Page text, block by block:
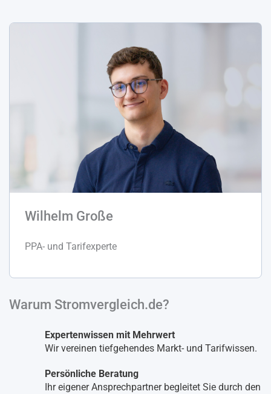
Wilhelm Große
PPA- und Tarifexperte
Warum Stromvergleich.de?
Expertenwissen mit Mehrwert
Wir vereinen tiefgehendes Markt- und Tarifwissen.
Persönliche Beratung
Ihr eigener Ansprechpartner begleitet Sie durch den